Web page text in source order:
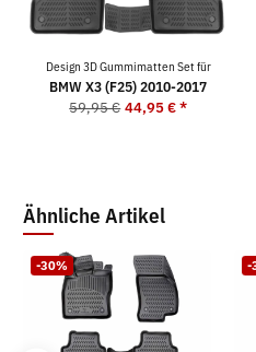
Design 3D Gummimatten Set für
BMW X3 (F25) 2010-2017
59,95 € 44,95 €*
Ähnliche Artikel
-30% -